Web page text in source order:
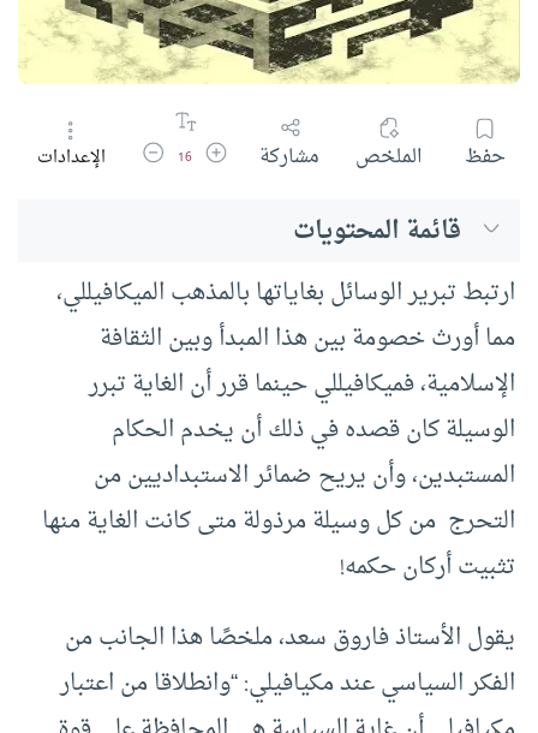
حفظ الملخص مشاركة زيادة حجم الخط
16 تقليل حجم الخط
الإعدادات
قائمة المحتويات
ارتبط تبرير الوسائل بغاياتها بالمذهب الميكافيللي،
مما أورث خصومة بين هذا المبدأ وبين الثقافة
الإسلامية، فميكافيللي حينما قرر أن الغاية تبرر
الوسيلة كان قصده في ذلك أن يخدم الحكام
المستبدين، وأن يريح ضمائر الاستبداديين من
التحرج من كل وسيلة مرذولة متى كانت الغاية منها
تثبيت أركان حكمه!
يقول الأستاذ فاروق سعد، ملخصًا هذا الجانب من
الفكر السياسي عند مكيافيلي: “وانطلاقا من اعتبار